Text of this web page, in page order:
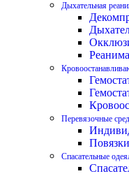
Дыхательная
Перевязочные
Спасательные